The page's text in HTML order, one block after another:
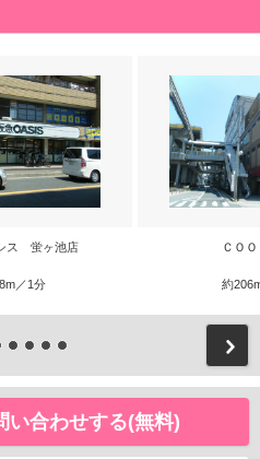
ス 蛍ヶ池店
／1分
ＣＯ
約
い合わせする(無料)